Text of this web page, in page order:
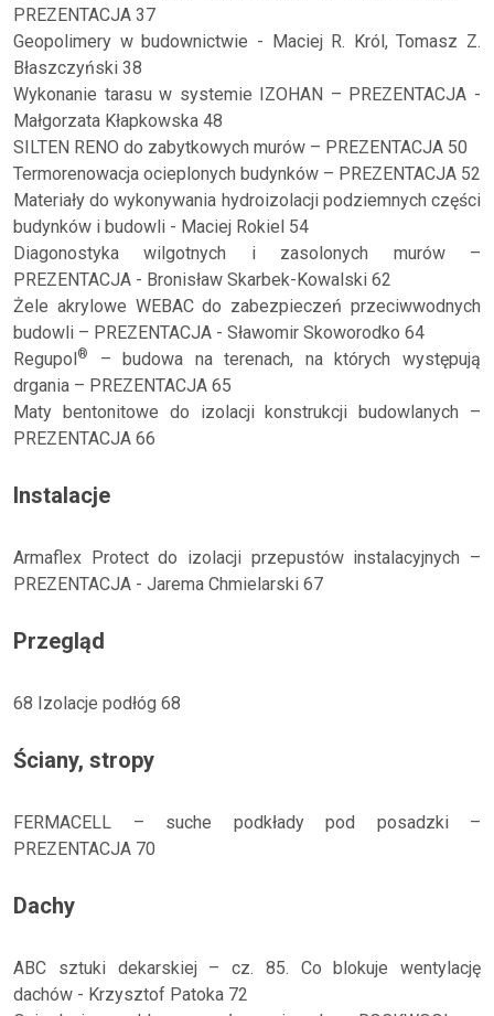
PREZENTACJA 37
Geopolimery w budownictwie - Maciej R. Król, Tomasz Z.
Błaszczyński 38
Wykonanie tarasu w systemie IZOHAN – PREZENTACJA -
Małgorzata Kłapkowska 48
SILTEN RENO do zabytkowych murów – PREZENTACJA 50
Termorenowacja ocieplonych budynków – PREZENTACJA 52
Materiały do wykonywania hydroizolacji podziemnych części
budynków i budowli - Maciej Rokiel 54
Diagonostyka wilgotnych i zasolonych murów –
PREZENTACJA - Bronisław Skarbek-Kowalski 62
Żele akrylowe WEBAC do zabezpieczeń przeciwwodnych
budowli – PREZENTACJA - Sławomir Skoworodko 64
Regupol®
– budowa na terenach, na których występują
drgania – PREZENTACJA 65
Maty bentonitowe do izolacji konstrukcji budowlanych –
PREZENTACJA 66
Instalacje
Armaflex Protect do izolacji przepustów instalacyjnych –
PREZENTACJA - Jarema Chmielarski 67
Przegląd
68 Izolacje podłóg 68
Ściany, stropy
FERMACELL – suche podkłady pod posadzki –
PREZENTACJA 70
Dachy
ABC sztuki dekarskiej – cz. 85. Co blokuje wentylację
dachów - Krzysztof Patoka 72